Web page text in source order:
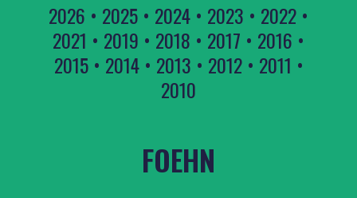
2026 • 2025 • 2024 • 2023 • 2022 •
2021 • 2019 • 2018 • 2017 • 2016 •
2015• 2014• 2013 • 2012• 2011 •
2010
FOEHN